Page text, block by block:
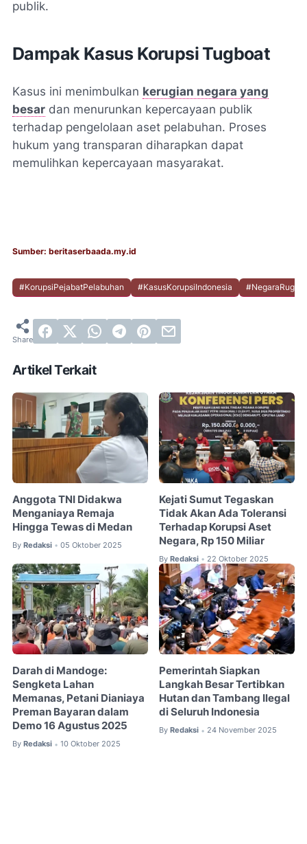
publik.
Dampak Kasus Korupsi Tugboat
Kasus ini menimbulkan kerugian negara yang
besar dan menurunkan kepercayaan publik
terhadap pengelolaan aset pelabuhan. Proses
hukum yang transparan diharapkan dapat
memulihkan kepercayaan masyarakat.
Sumber: beritaserbaada.my.id
#KorupsiPejabatPelabuhan #KasusKorupsiIndonesia
Artikel Terkait
Anggota TNI Didakwa
Menganiaya Remaja
Hingga Tewas di Medan
By Redaksi • 05 Oktober 2025
Kejati Sumut Tegaskan
Tidak Akan Ada Toleransi
Terhadap Korupsi Aset
Negara, Rp 150 Miliar
By Redaksi • 22 Oktober 2025
Darah di Mandoge:
Sengketa Lahan
Memanas, Petani Dianiaya
Preman Bayaran dalam
Demo 16 Agustus 2025
By Redaksi • 10 Oktober 2025
Pemerintah Siapkan
Langkah Besar Tertibkan
Hutan dan Tambang Ilegal
di Seluruh Indonesia
By Redaksi • 24 November 2025